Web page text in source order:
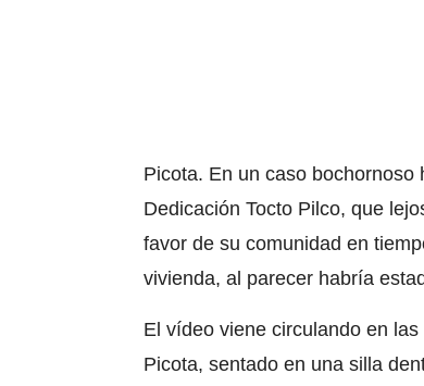
Picota. En un caso bochornoso
Dedicación Tocto Pilco, que
favor de su comunidad en
vivienda, al parecer habría
El vídeo viene circulando en
Picota, sentado en una silla